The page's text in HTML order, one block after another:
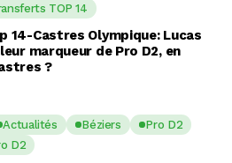
TOP 14
14-Castres Olympique: Lucas
marqueur de Pro D2, en
?
Actualités Béziers
Pro D2
D2